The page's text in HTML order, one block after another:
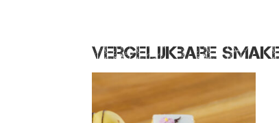
Vergelijkbare